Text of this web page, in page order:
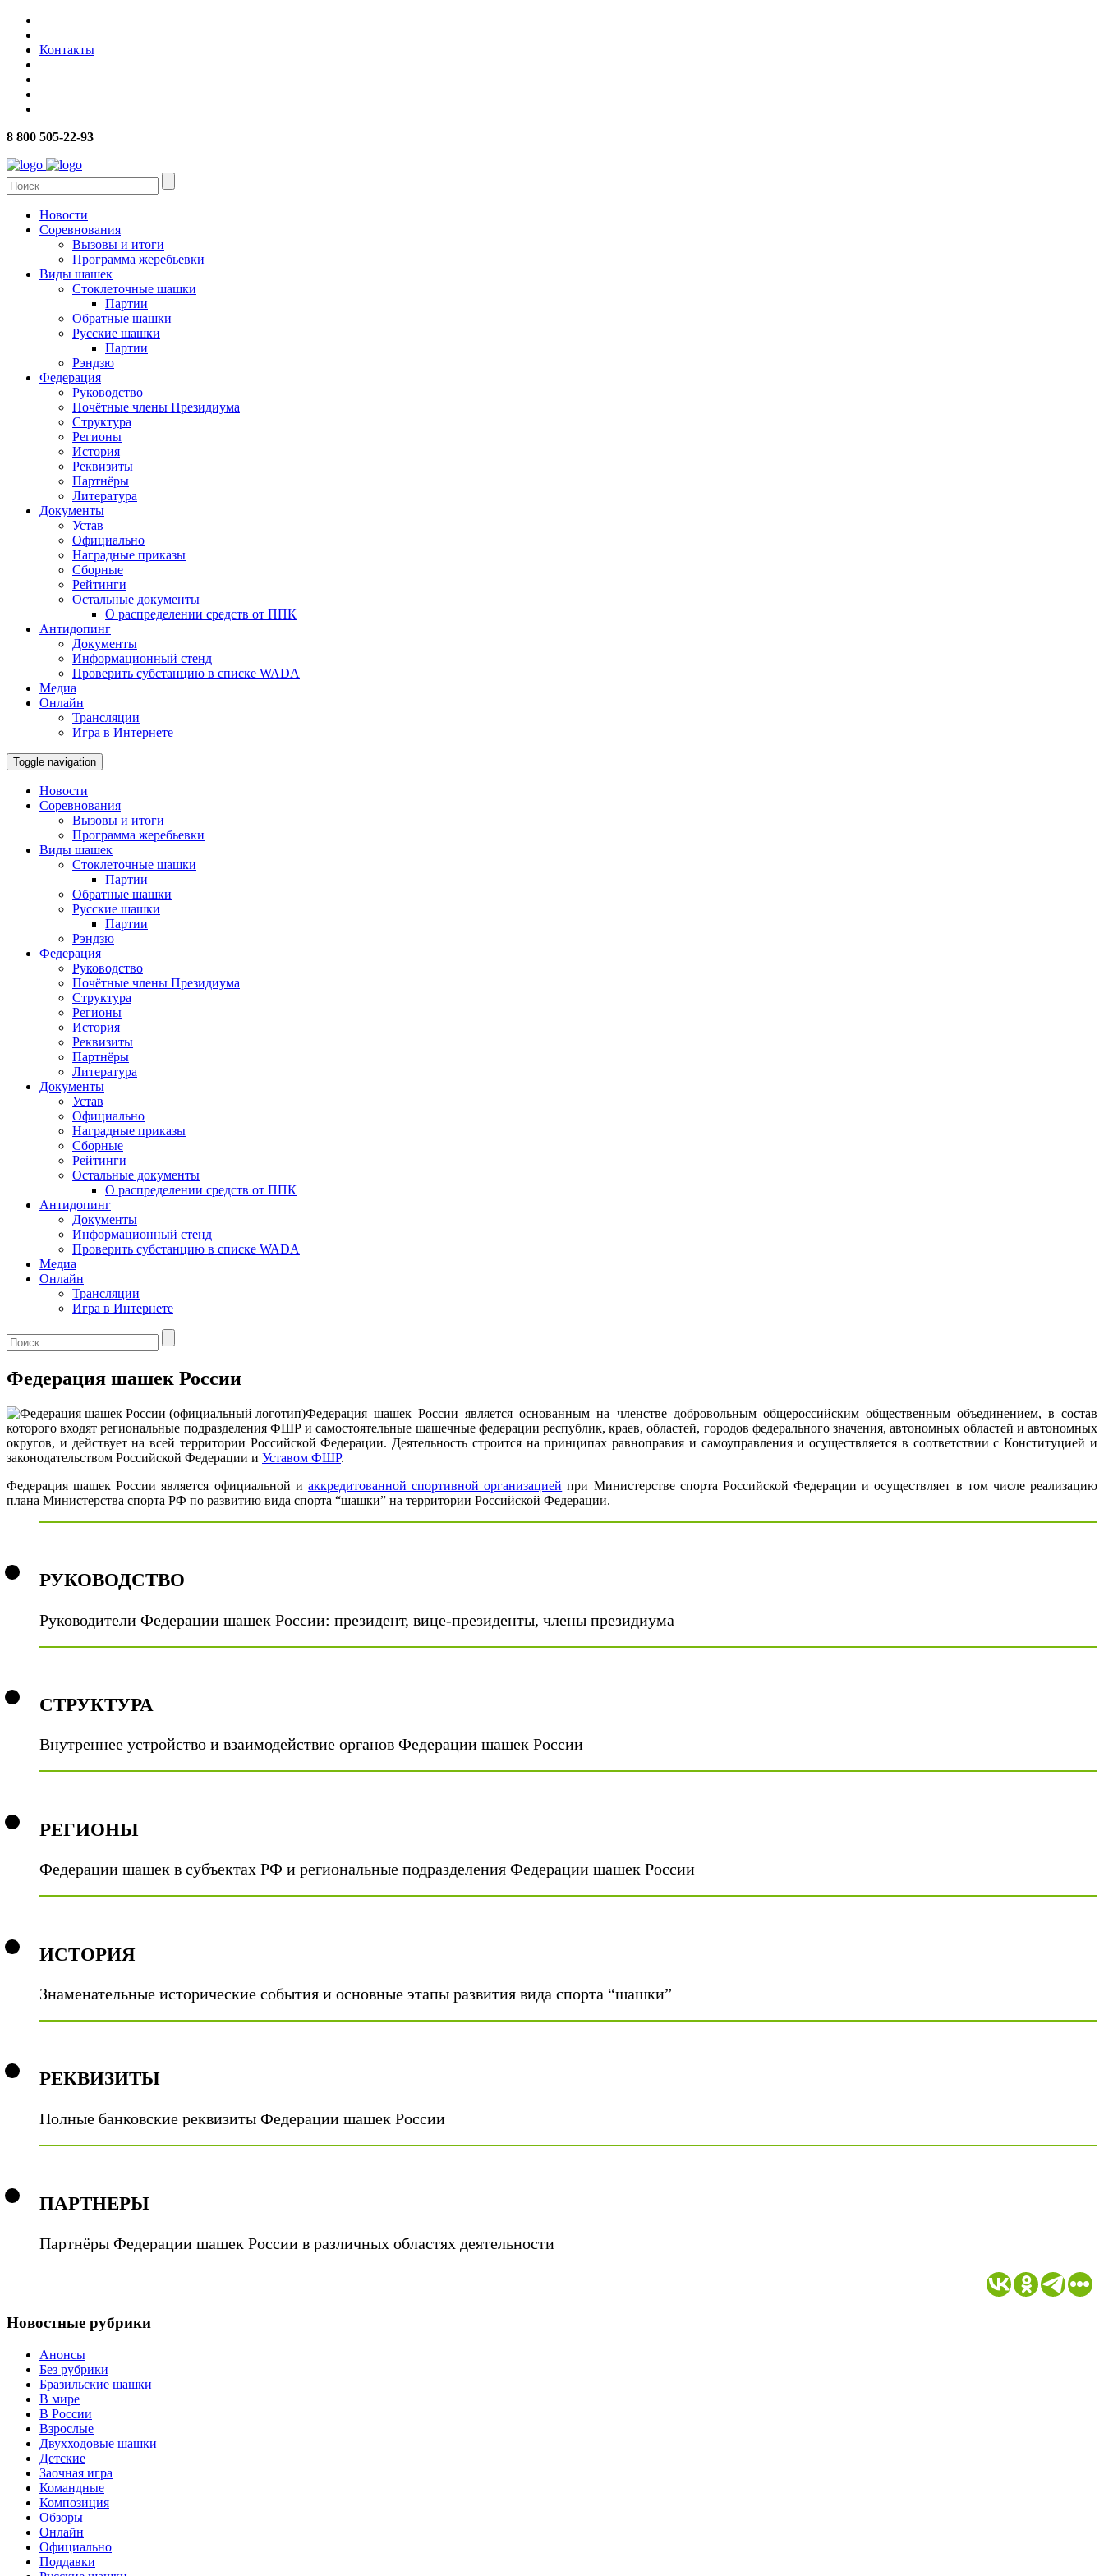
Контакты
8 800 505-22-93
Новости
Соревнования
Вызовы и итоги
Программа жеребьевки
Виды шашек
Стоклеточные шашки
Партии
Обратные шашки
Русские шашки
Партии
Рэндзю
Федерация
Руководство
Почётные члены Президиума
Структура
Регионы
История
Реквизиты
Партнёры
Литература
Документы
Устав
Официально
Наградные приказы
Сборные
Рейтинги
Остальные документы
О распределении средств от ППК
Антидопинг
Документы
Информационный стенд
Проверить субстанцию в списке WADA
Медиа
Онлайн
Трансляции
Игра в Интернете
Toggle navigation
Новости
Соревнования
Вызовы и итоги
Программа жеребьевки
Виды шашек
Стоклеточные шашки
Партии
Обратные шашки
Русские шашки
Партии
Рэндзю
Федерация
Руководство
Почётные члены Президиума
Структура
Регионы
История
Реквизиты
Партнёры
Литература
Документы
Устав
Официально
Наградные приказы
Сборные
Рейтинги
Остальные документы
О распределении средств от ППК
Антидопинг
Документы
Информационный стенд
Проверить субстанцию в списке WADA
Медиа
Онлайн
Трансляции
Игра в Интернете
Федерация шашек России
Федерация шашек России является основанным на членстве добровольным общероссийским общественным объединением, в состав
которого входят региональные подразделения ФШР и самостоятельные шашечные федерации республик, краев, областей, городов федерального значения, автономных областей и автономных
округов, и действует на всей территории Российской Федерации. Деятельность строится на принципах равноправия и самоуправления и осуществляется в соответствии с Конституцией и
законодательством Российской Федерации и Уставом ФШР.
Федерация шашек России является официальной и аккредитованной спортивной организацией при Министерстве спорта Российской Федерации и осуществляет в том числе реализацию
плана Министерства спорта РФ по развитию вида спорта “шашки” на территории Российской Федерации.
РУКОВОДСТВО
Руководители Федерации шашек России: президент, вице-президенты, члены президиума
СТРУКТУРА
Внутреннее устройство и взаимодействие органов Федерации шашек России
РЕГИОНЫ
Федерации шашек в субъектах РФ и региональные подразделения Федерации шашек России
ИСТОРИЯ
Знаменательные исторические события и основные этапы развития вида спорта “шашки”
РЕКВИЗИТЫ
Полные банковские реквизиты Федерации шашек России
ПАРТНЕРЫ
Партнёры Федерации шашек России в различных областях деятельности
Новостные рубрики
Анонсы
Без рубрики
Бразильские шашки
В мире
В России
Взрослые
Двухходовые шашки
Детские
Заочная игра
Командные
Композиция
Обзоры
Онлайн
Официально
Поддавки